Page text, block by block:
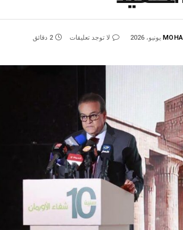
لا توجد تعليقات 2 دقائق